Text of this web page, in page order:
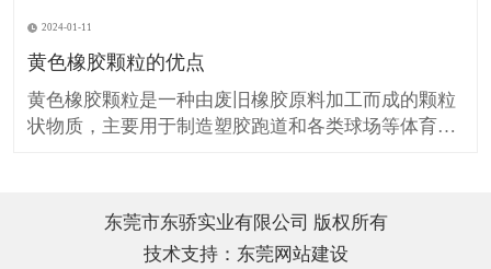
路面的耐久性和安全性。 沥青改性橡胶粉的制造方法
有多种，其中一种常用的方法是先将废旧轮胎加工成
粉末，然后作为
2024-01-11
黄色橡胶颗粒的优点
黄色橡胶颗粒是一种由废旧橡胶原料加工而成的颗粒
状物质，主要用于制造塑胶跑道和各类球场等体育场
性能，可以在户外长时间使用而不易变色或老化。在
制造过程中，黄色橡
东莞市东骄实业有限公司 版权所有
技术支持： 东莞网站建设